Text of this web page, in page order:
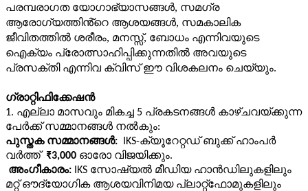
പരമ്പരാഗത യോഗാഭ്യാസങ്ങൾ, സമഗ്ര
ആരോഗ്യത്തിൻ്റെ ആശയങ്ങൾ, സമകാലിക
ജീവിതത്തിൽ ശരീരം, മനസ്സ്, ബോധം എന്നിവയുടെ
ഐക്യം പ്രോത്സാഹിപ്പിക്കുന്നതിൽ അവയുടെ
പ്രസക്തി എന്നിവ ക്വിസ് ഈ വിശകലനം ചെയ്യും.
ഗ്രാറ്റിഫിക്കേഷൻ
1. എല്ലാ മാസവും മികച്ച 5 പ്രകടനങ്ങൾ കാഴ്ചവയ്ക്കുന്ന
പേർക്ക് സമ്മാനങ്ങൾ നൽകും:
പുസ്തക സമ്മാനങ്ങൾ:
IKS-ക്യൂറേറ്റഡ് ബുക്ക് ഹാംപർ
വർത്ത് ₹3,000 ഓരോ വിജയിക്കും.
അംഗീകാരം:
IKS സോഷ്യൽ മീഡിയ ഹാൻഡിലുകളിലും
മറ്റ് ഔദ്യോഗിക ആശയവിനിമയ പ്ലാറ്റ്‌ഫോമുകളിലും